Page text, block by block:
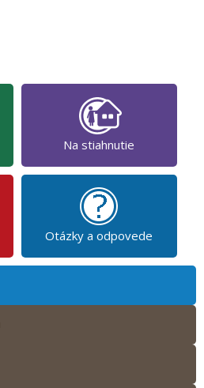
Na stiahnutie
Otázky a odpovede